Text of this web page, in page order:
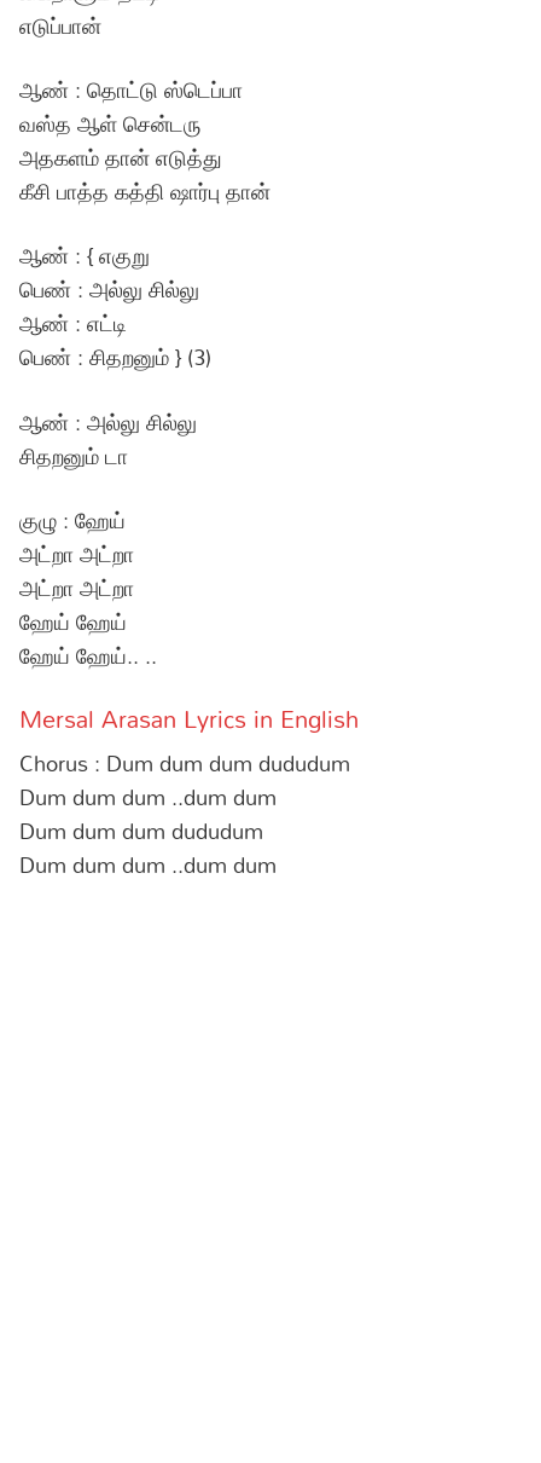
எடுப்பான்
ஆண் : தொட்டு ஸ்டெப்பா
வஸ்த ஆள் சென்டரு
அதகளம் தான் எடுத்து
கீசி பாத்த கத்தி ஷார்பு தான்
ஆண் : { எகுறு
பெண் : அல்லு சில்லு
ஆண் : எட்டி
பெண் : சிதறனும் } (3)
ஆண் : அல்லு சில்லு
சிதறனும் டா
குழு : ஹேய்
அட்றா அட்றா
அட்றா அட்றா
ஹேய் ஹேய்
ஹேய் ஹேய்.. ..
Mersal Arasan Lyrics in English
Chorus : Dum dum dum dududum
Dum dum dum ..dum dum
Dum dum dum dududum
Dum dum dum ..dum dum